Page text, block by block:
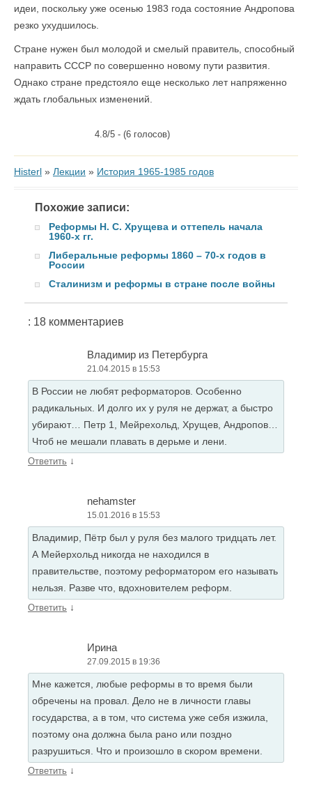
идеи, поскольку уже осенью 1983 года состояние Андропова
резко ухудшилось.
Стране нужен был молодой и смелый правитель, способный
направить СССР по совершенно новому пути развития.
Однако стране предстояло еще несколько лет напряженно
ждать глобальных изменений.
4.8/5 - (6 голосов)
Histerl » Лекции » История 1965-1985 годов
Похожие записи:
Реформы Н. С. Хрущева и оттепель начала
1960-х гг.
Либеральные реформы 1860 – 70-х годов в
России
Сталинизм и реформы в стране после войны
: 18 комментариев
Владимир из Петербурга
21.04.2015 в 15:53
В России не любят реформаторов. Особенно
радикальных. И долго их у руля не держат, а быстро
убирают… Петр 1, Мейрехольд, Хрущев, Андропов…
Чтоб не мешали плавать в дерьме и лени.
Ответить ↓
nehamster
15.01.2016 в 15:53
Владимир, Пётр был у руля без малого тридцать лет.
А Мейерхольд никогда не находился в
правительстве, поэтому реформатором его называть
нельзя. Разве что, вдохновителем реформ.
Ответить ↓
Ирина
27.09.2015 в 19:36
Мне кажется, любые реформы в то время были
обречены на провал. Дело не в личности главы
государства, а в том, что система уже себя изжила,
поэтому она должна была рано или поздно
разрушиться. Что и произошло в скором времени.
Ответить ↓